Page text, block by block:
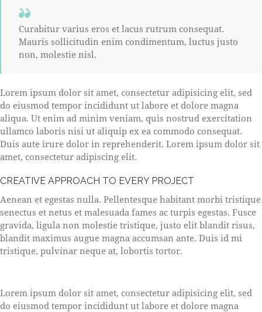
Curabitur varius eros et lacus rutrum consequat.
Mauris sollicitudin enim condimentum, luctus justo
non, molestie nisl.
Lorem ipsum dolor sit amet, consectetur adipisicing elit, sed
do eiusmod tempor incididunt ut labore et dolore magna
aliqua. Ut enim ad minim veniam, quis nostrud exercitation
ullamco laboris nisi ut aliquip ex ea commodo consequat.
Duis aute irure dolor in reprehenderit. Lorem ipsum dolor sit
amet, consectetur adipiscing elit.
CREATIVE APPROACH TO EVERY PROJECT
Aenean et egestas nulla. Pellentesque habitant morbi tristique
senectus et netus et malesuada fames ac turpis egestas. Fusce
gravida, ligula non molestie tristique, justo elit blandit risus,
blandit maximus augue magna accumsan ante. Duis id mi
tristique, pulvinar neque at, lobortis tortor.
t
e
Lorem ipsum dolor sit amet, consectetur adipisicing elit, sed
do eiusmod tempor incididunt ut labore et dolore magna